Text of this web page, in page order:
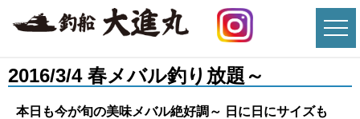
2016/3/4 春メバル釣り放題～
本日も今が旬の美味メバル絶好調～ 日に日にサイズも